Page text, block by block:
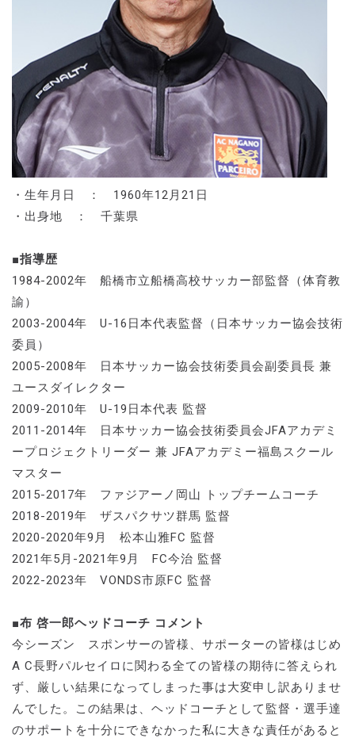
・生年月日 ： 1960年12月21日
・出身地 ： 千葉県
■指導歴
1984-2002年 船橋市立船橋高校サッカー部監督（体育教
諭）
2003-2004年 U-16日本代表監督（日本サッカー協会技術
委員）
2005-2008年 日本サッカー協会技術委員会副委員長 兼
ユースダイレクター
2009-2010年 U-19日本代表 監督
2011-2014年 日本サッカー協会技術委員会JFAアカデミ
ープロジェクトリーダー 兼 JFAアカデミー福島スクール
マスター
2015-2017年 ファジアーノ岡山 トップチームコーチ
2018-2019年 ザスパクサツ群馬 監督
2020-2020年9月 松本山雅FC 監督
2021年5月-2021年9月 FC今治 監督
2022-2023年 VONDS市原FC 監督
■布 啓一郎ヘッドコーチ コメント
今シーズン スポンサーの皆様、サポーターの皆様はじめ
A C長野パルセイロに関わる全ての皆様の期待に答えられ
ず、厳しい結果になってしまった事は大変申し訳ありませ
んでした。この結果は、ヘッドコーチとして監督・選手達
のサポートを十分にできなかった私に大きな責任があると